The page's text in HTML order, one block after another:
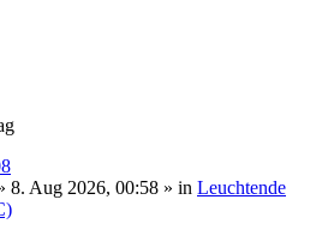
8. Aug 2026, 00:58 » in Leuchtende